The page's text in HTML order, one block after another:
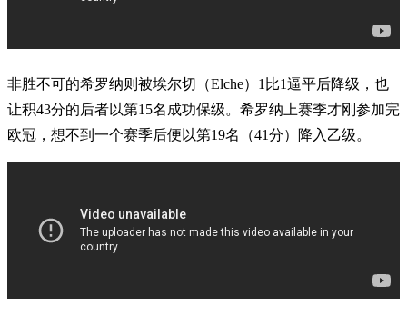
非胜不可的希罗纳则被埃尔切（Elche）1比1逼平后降级，也
让积43分的后者以第15名成功保级。希罗纳上赛季才刚参加完
欧冠，想不到一个赛季后便以第19名（41分）降入乙级。